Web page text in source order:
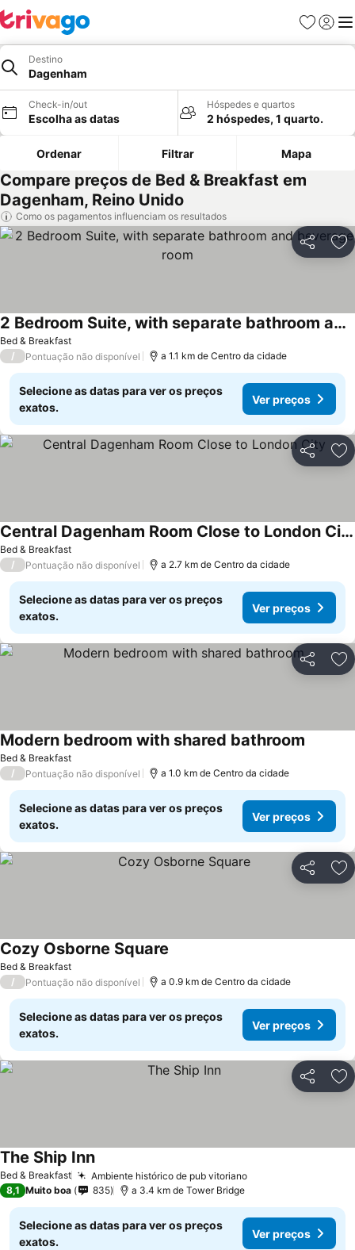
Favoritos
Iniciar
Destino
Dagenham
Check-in/out
Escolha as datas
Hóspedes e quartos
2 hóspedes, 1 quarto.
Ordenar Filtrar Mapa
Compare preços de Bed & Breakfast em
Dagenham, Reino Unido
Como os pagamentos influenciam os resultados
Partilhar
Bed & Breakfast
2 Bedroom Suite, with separate bathroom and beverage room
/ Pontuação não disponível a 1.1 km de Centro da cidade
Selecione as datas para ver os preços
exatos.
Ver preços
Partilhar
Bed & Breakfast
Central Dagenham Room Close to London City
/ Pontuação não disponível a 2.7 km de Centro da cidade
Selecione as datas para ver os preços
exatos.
Ver preços
Partilhar
Bed & Breakfast
Modern bedroom with shared bathroom
/ Pontuação não disponível a 1.0 km de Centro da cidade
Selecione as datas para ver os preços
exatos.
Ver preços
Partilhar
Bed & Breakfast
Cozy Osborne Square
/ Pontuação não disponível a 0.9 km de Centro da cidade
Selecione as datas para ver os preços
exatos.
Ver preços
Partilhar
Bed & Breakfast Ambiente histórico de pub vitoriano
The Ship Inn
8,1 Muito boa 835 a 3.4 km de Tower Bridge
Selecione as datas para ver os preços
exatos.
Ver preços